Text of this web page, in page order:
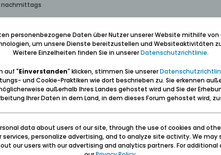
nachmittags
Um Zwei sollte es zwar erst offiziell beginnen, aber es waren ja
Danzig-Aufenthalt vor zwei Wochen vorbeigebracht. Jetzt
von Brackenheimer Rebstöcken, die zur Dekoration auf den
Minderheit ein „Danziger Weintag“ stattfinden. Mit fünf
Rheinhessen-Weinen will ich einige der Weine verkosten, die zu
gesorgt, der Weißwein größtenteils kühl gestellt. In Gedanken gehe
Rheinhessen-Riesling fangen wir an, dann ein Silvaner gefolgt
ein Gewürztraminer, ein Schwarzriesling und noch eine Riesling
überfliege ein kleines Weinbrevier, das Nicole in den
und –könig gekürt werden. Mittlerweile füllt sich der Saal. Viele
Helga stimmt ein neues Lied an und auch ich singe mit. Mein
nehmen. Bei dem Geräuschpegel könnte ich auch nichts verstehen.
personenbezogene Daten über Nutzer unserer Website mithilfe von
um unsere Dienste bereitzustellen und Websiteaktivitäten
Weitere Einzelheiten finden Sie in unsererDatenschutzrichtlinie.
auf "Einverstanden" klicken, stimmen Sie unserer
und Cookie-Praktiken wie dort beschrieben zu. Sie erkennen
außerhalb Ihres Landes gehostet wird und Sie der
Ihrer Daten in dem Land, in dem dieses Forum gehostet wird,
data about users of our site, through the use of cookies and
services, personalize advertising, and to analyze site activity. We may
our users with our advertising and analytics partners. For additional